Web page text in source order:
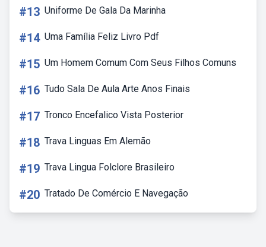
#13 Uniforme De Gala Da Marinha
#14 Uma Família Feliz Livro Pdf
#15 Um Homem Comum Com Seus Filhos Comuns
#16 Tudo Sala De Aula Arte Anos Finais
#17 Tronco Encefalico Vista Posterior
#18 Trava Linguas Em Alemão
#19 Trava Lingua Folclore Brasileiro
#20 Tratado De Comércio E Navegação